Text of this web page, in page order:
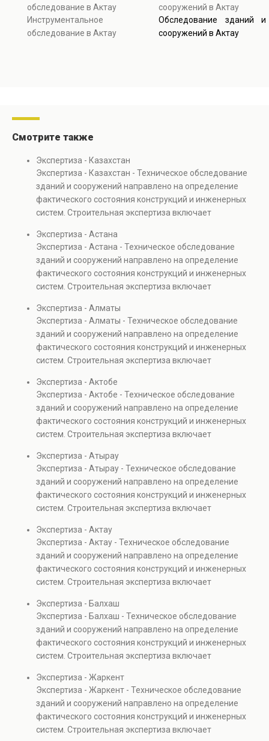
обследование в Актау
Инструментальное
обследование в Актау
сооружений в Актау
Обследование зданий и
сооружений в Актау
Смотрите также
Экспертиза - Казахстан
Экспертиза - Казахстан - Техническое обследование
зданий и сооружений направлено на определение
фактического состояния конструкций и инженерных
систем. Строительная экспертиза включает
элементов и оценку эксплуатационной безопасности.
Услуга востребована при покупке недвижимости,
капитальном ремонте и реконструкции объектов, а
также при судебных разбирательствах и технических
проверках.
Экспертиза - Астана
Экспертиза - Астана - Техническое обследование
зданий и сооружений направлено на определение
фактического состояния конструкций и инженерных
систем. Строительная экспертиза включает
элементов и оценку эксплуатационной безопасности.
Услуга востребована при покупке недвижимости,
капитальном ремонте и реконструкции объектов, а
также при судебных разбирательствах и технических
проверках.
Экспертиза - Алматы
Экспертиза - Алматы - Техническое обследование
зданий и сооружений направлено на определение
фактического состояния конструкций и инженерных
систем. Строительная экспертиза включает
элементов и оценку эксплуатационной безопасности.
Услуга востребована при покупке недвижимости,
капитальном ремонте и реконструкции объектов, а
также при судебных разбирательствах и технических
проверках.
Экспертиза - Актобе
Экспертиза - Актобе - Техническое обследование
зданий и сооружений направлено на определение
фактического состояния конструкций и инженерных
систем. Строительная экспертиза включает
элементов и оценку эксплуатационной безопасности.
Услуга востребована при покупке недвижимости,
капитальном ремонте и реконструкции объектов, а
также при судебных разбирательствах и технических
проверках.
Экспертиза - Атырау
Экспертиза - Атырау - Техническое обследование
зданий и сооружений направлено на определение
фактического состояния конструкций и инженерных
систем. Строительная экспертиза включает
элементов и оценку эксплуатационной безопасности.
Услуга востребована при покупке недвижимости,
капитальном ремонте и реконструкции объектов, а
также при судебных разбирательствах и технических
проверках.
Экспертиза - Актау
Экспертиза - Актау - Техническое обследование
зданий и сооружений направлено на определение
фактического состояния конструкций и инженерных
систем. Строительная экспертиза включает
элементов и оценку эксплуатационной безопасности.
Услуга востребована при покупке недвижимости,
капитальном ремонте и реконструкции объектов, а
также при судебных разбирательствах и технических
проверках.
Экспертиза - Балхаш
Экспертиза - Балхаш - Техническое обследование
зданий и сооружений направлено на определение
фактического состояния конструкций и инженерных
систем. Строительная экспертиза включает
элементов и оценку эксплуатационной безопасности.
Услуга востребована при покупке недвижимости,
капитальном ремонте и реконструкции объектов, а
также при судебных разбирательствах и технических
проверках.
Экспертиза - Жаркент
Экспертиза - Жаркент - Техническое обследование
зданий и сооружений направлено на определение
фактического состояния конструкций и инженерных
систем. Строительная экспертиза включает